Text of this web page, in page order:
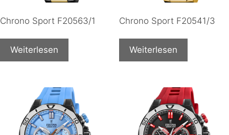
Chrono Sport F20563/1
Weiterlesen
Chrono Sport F20541/3
Weiterlesen